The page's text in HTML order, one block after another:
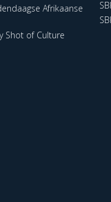
Afrikaanse
Shot of Culture